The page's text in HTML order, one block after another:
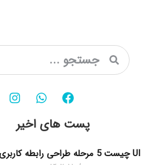
پست های اخیر
UI چیست 5 مرحله طراحی رابطه کاربری